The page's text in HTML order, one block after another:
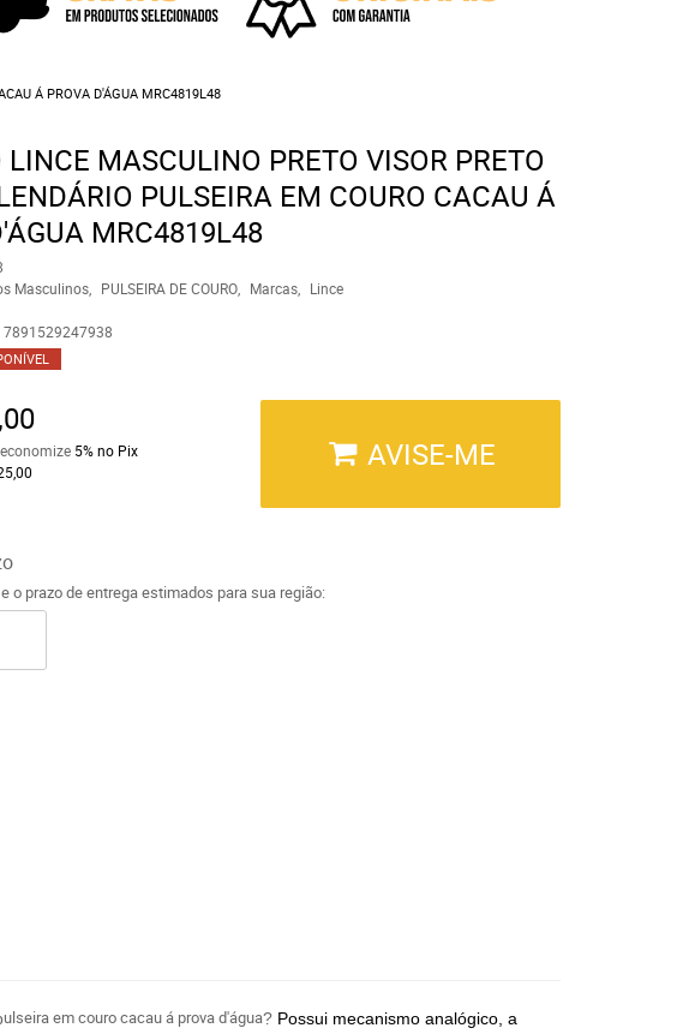
Á PROVA D'ÁGUA MRC4819L48
LINCE MASCULINO PRETO VISOR PRETO
PULSEIRA EM COURO CACAU Á
MRC4819L48
Masculinos PULSEIRA DE COURO Marcas
Lince
7891529247938
economize 5% no Pix
AVISE-ME
o prazo de entrega estimados para sua região:
ulseira em couro cacau á prova d'água? Possui mecanismo analógico, a